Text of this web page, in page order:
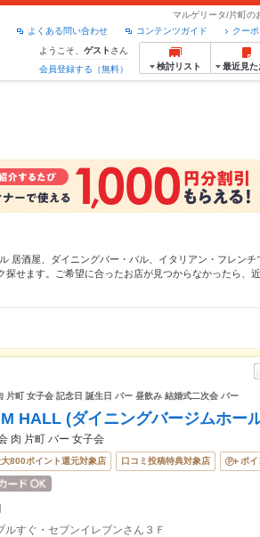
マルゲリータ/片町の
クー
コンテンツガイド
よくある問い合わせ
ようこそ、 ゲスト さん
会員登録する（無料）
検討リスト 最近見た
居酒屋 ダイニングバー・バル イタリアン・フレンチ
せます。ご希望に合ったお店が見つからなかったら、
片町 女子会 記念日 誕生日 バー 昼飲み 結婚式二次会 バー
HALL (ダイニングバージムホー
肉 片町 バー 女子会
大800ポイント還元対象店 口コミ投稿特典対象店 ポ
ルすぐ・セブンイレブンさん３Ｆ